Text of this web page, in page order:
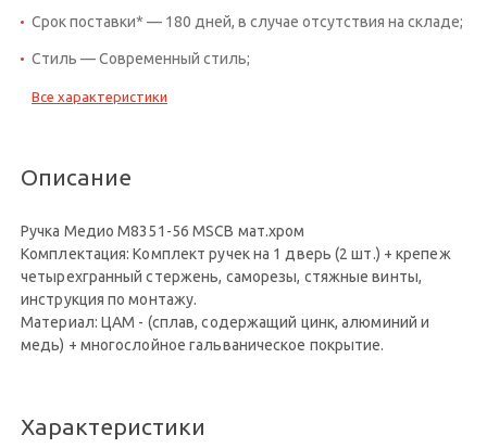
Срок поставки* — 180 дней, в случае отсутствия на складе;
Стиль — Современный стиль;
Все характеристики
Описание
Ручка Медио M8351-56 MSCB мат.хром
Комплектация: Комплект ручек на 1 дверь (2 шт.) + крепеж
четырехгранный стержень, саморезы, стяжные винты,
инструкция по монтажу.
Материал: ЦАМ - (сплав, содержащий цинк, алюминий и
медь) + многослойное гальваническое покрытие.
Характеристики